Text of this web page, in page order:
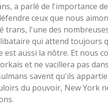
a parlé de l'importance
ceux que nous
trans, l'une des
qui attend toujours
aussi la nôtre. Et nous
et ne vacillera pas
savent qu'ils
du pouvoir, New York